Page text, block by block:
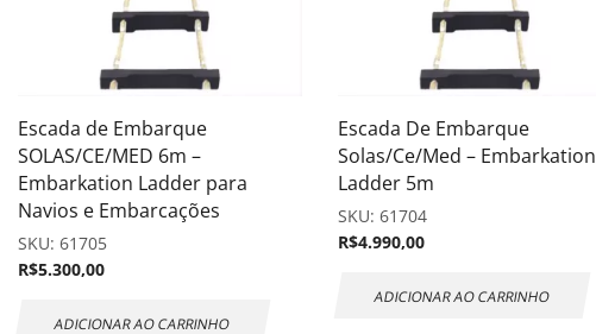
Escada de Embarque
SOLAS/CE/MED 6m –
Embarkation Ladder para
Navios e Embarcações
SKU: 61705
R$5.300,00
ADICIONAR AO CARRINHO
Escada De Embarque
Solas/Ce/Med – Embarkation
Ladder 5m
SKU: 61704
R$4.990,00
ADICIONAR AO CARRINHO